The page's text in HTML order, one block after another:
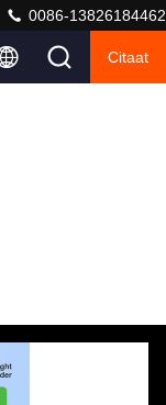
0086-13826184462
Citaat